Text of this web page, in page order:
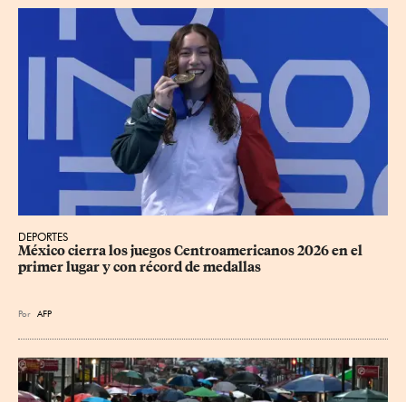
DEPORTES
México cierra los juegos Centroamericanos 2026 en el
primer lugar y con récord de medallas
Por AFP